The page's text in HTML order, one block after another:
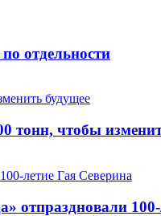
отдельности
тонн, чтобы
отпраздновали